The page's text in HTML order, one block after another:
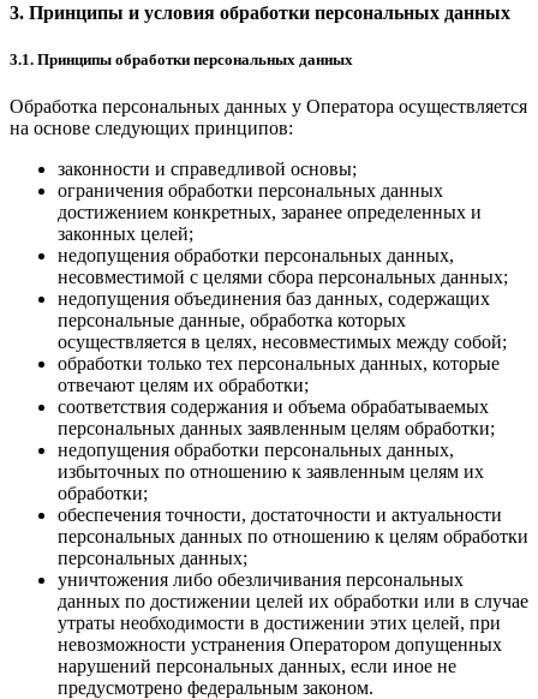
3. Принципы и условия обработки персональных данных
3.1. Принципы обработки персональных данных
Обработка персональных данных у Оператора осуществляется
на основе следующих принципов:
законности и справедливой основы;
ограничения обработки персональных данных
достижением конкретных, заранее определенных и
законных целей;
недопущения обработки персональных данных,
несовместимой с целями сбора персональных данных;
недопущения объединения баз данных, содержащих
персональные данные, обработка которых
осуществляется в целях, несовместимых между собой;
обработки только тех персональных данных, которые
отвечают целям их обработки;
соответствия содержания и объема обрабатываемых
персональных данных заявленным целям обработки;
недопущения обработки персональных данных,
избыточных по отношению к заявленным целям их
обработки;
обеспечения точности, достаточности и актуальности
персональных данных по отношению к целям обработки
персональных данных;
уничтожения либо обезличивания персональных
данных по достижении целей их обработки или в случае
утраты необходимости в достижении этих целей, при
невозможности устранения Оператором допущенных
нарушений персональных данных, если иное не
предусмотрено федеральным законом.